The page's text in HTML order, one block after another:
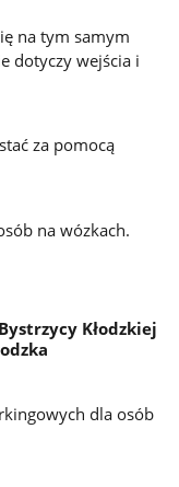
na tym samym
dotyczy wejścia i
za pomocą
na wózkach.
Kłodzkiej
dla osób